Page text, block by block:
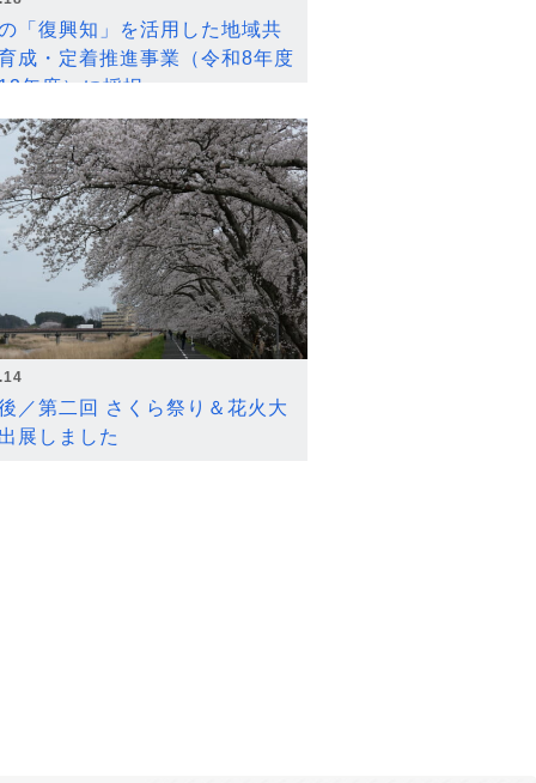
「復興知」を活用した地域共
成・定着推進事業（令和8年度
年度）に採択
／第二回 さくら祭り＆花火大
展しました